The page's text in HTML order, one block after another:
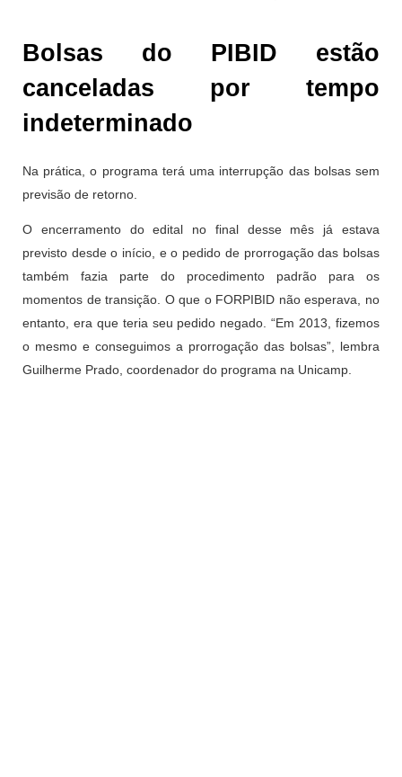
Bolsas do PIBID estão
canceladas por tempo
indeterminado
Na prática, o programa terá uma interrupção das bolsas sem
previsão de retorno.
O encerramento do edital no final desse mês já estava
previsto desde o início, e o pedido de prorrogação das bolsas
também fazia parte do procedimento padrão para os
momentos de transição. O que o FORPIBID não esperava, no
entanto, era que teria seu pedido negado. “Em 2013, fizemos
o mesmo e conseguimos a prorrogação das bolsas”, lembra
Guilherme Prado, coordenador do programa na Unicamp.